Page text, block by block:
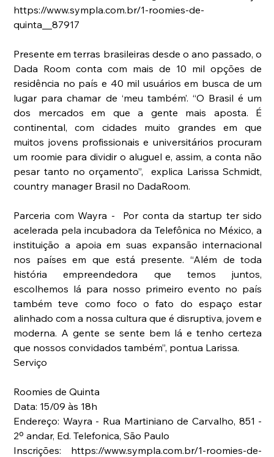
https://www.sympla.com.br/1-roomies-de-
quinta__87917
Presente em terras brasileiras desde o ano passado, o
Dada Room conta com mais de 10 mil opções de
residência no país e 40 mil usuários em busca de um
lugar para chamar de ‘meu também’. “O Brasil é um
dos mercados em que a gente mais aposta. É
continental, com cidades muito grandes em que
muitos jovens profissionais e universitários procuram
um roomie para dividir o aluguel e, assim, a conta não
pesar tanto no orçamento”,  explica Larissa Schmidt,
country manager Brasil no DadaRoom.
Parceria com Wayra -  Por conta da startup ter sido
acelerada pela incubadora da Telefônica no México, a
instituição a apoia em suas expansão internacional
nos países em que está presente. “Além de toda
história empreendedora que temos juntos,
escolhemos lá para nosso primeiro evento no país
também teve como foco o fato do espaço estar
alinhado com a nossa cultura que é disruptiva, jovem e
moderna. A gente se sente bem lá e tenho certeza
que nossos convidados também”, pontua Larissa.
Serviço
Roomies de Quinta
Data: 15/09 às 18h
Endereço: Wayra - Rua Martiniano de Carvalho, 851 -
2º andar, Ed. Telefonica, São Paulo
Inscrições: https://www.sympla.com.br/1-roomies-de-